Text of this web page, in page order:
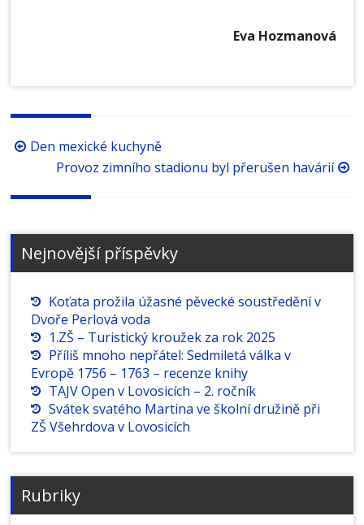
Eva Hozmanová
Procházení
příspěvků
Den mexické kuchyně
Provoz zimního stadionu byl přerušen havárií
Nejnovější příspěvky
Koťata prožila úžasné pěvecké soustředění v
Dvoře Perlová voda
1.ZŠ – Turistický kroužek za rok 2025
Příliš mnoho nepřátel: Sedmiletá válka v
Evropě 1756 – 1763 – recenze knihy
TAJV Open v Lovosicích – 2. ročník
Svátek svatého Martina ve školní družině při
ZŠ Všehrdova v Lovosicích
Rubriky